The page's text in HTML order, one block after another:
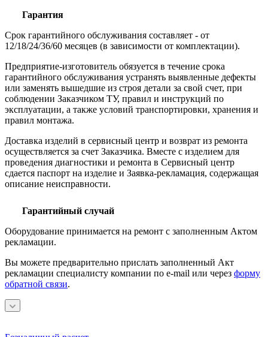
Гарантия
Срок гарантийного обслуживания составляет - от
12/18/24/36/60 месяцев (в зависимости от комплектации).
Предприятие-изготовитель обязуется в течение срока
гарантийного обслуживания устранять выявленные дефекты
или заменять вышедшие из строя детали за свой счет, при
соблюдении Заказчиком ТУ, правил и инструкций по
эксплуатации, а также условий транспортировки, хранения и
правил монтажа.
Доставка изделий в сервисный центр и возврат из ремонта
осуществляется за счет Заказчика. Вместе с изделием для
проведения диагностики и ремонта в Сервисный центр
сдается паспорт на изделие и Заявка-рекламация, содержащая
описание неисправности.
Гарантийный случай
Оборудование принимается на ремонт с заполненным Актом
рекламации.
Вы можете предварительно прислать заполненный Акт
рекламации специалисту компании по e-mail или через форму
обратной связи.